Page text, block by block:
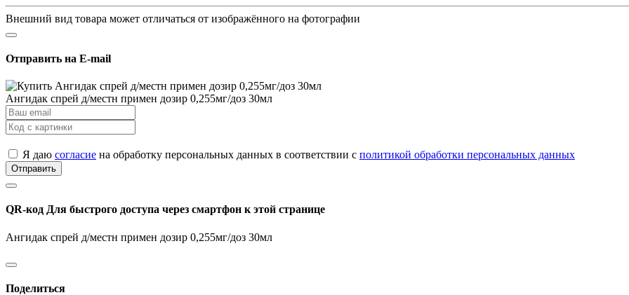
Внешний вид товара может отличаться от изображённого на фотографии
Отправить на E-mail
Ангидак спрей д/местн примен дозир 0,255мг/доз 30мл
Я даю согласие на обработку персональных данных в соответствии с политикой обработки персональных данных
Отправить
QR-код Для быстрого доступа через смартфон к этой странице
Ангидак спрей д/местн примен дозир 0,255мг/доз 30мл
Поделиться